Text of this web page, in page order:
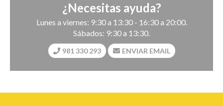
¿Necesitas ayuda?
Lunes a viernes: 9:30 a 13:30 - 16:30 a 20:00.
Sábados: 9:30 a 13:30.
981 330 293 ENVIAR EMAIL